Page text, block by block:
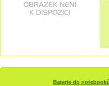
Baterie do notebooků